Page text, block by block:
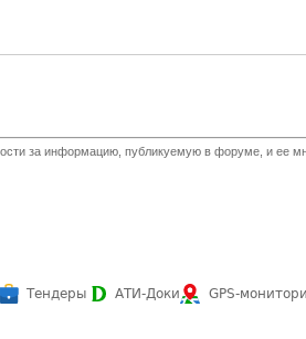
за информацию, публикуемую в форуме, и ее
Тендеры АТИ-Доки GPS-